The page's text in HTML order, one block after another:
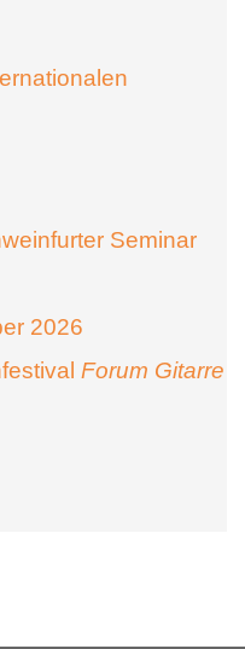
Seminar
2026
Forum Gitarre